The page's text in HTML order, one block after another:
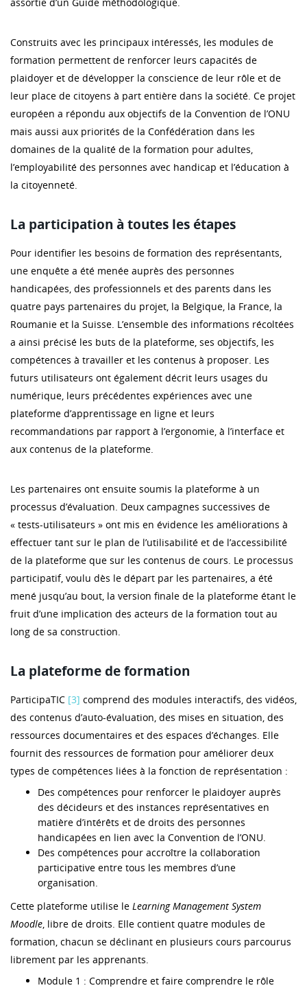
Construits avec les principaux intéressés, les modules de
formation permettent de renforcer leurs capacités de
plaidoyer et de développer la conscience de leur rôle et de
leur place de citoyens à part entière dans la société. Ce projet
européen a répondu aux objectifs de la Convention de l’ONU
mais aussi aux priorités de la Confédération dans les
domaines de la qualité de la formation pour adultes,
l’employabilité des personnes avec handicap et l’éducation à
la citoyenneté.
La participation à toutes les étapes
Pour identifier les besoins de formation des représentants,
une enquête a été menée auprès des personnes
handicapées, des professionnels et des parents dans les
quatre pays partenaires du projet, la Belgique, la France, la
Roumanie et la Suisse. L’ensemble des informations récoltées
a ainsi précisé les buts de la plateforme, ses objectifs, les
compétences à travailler et les contenus à proposer. Les
futurs utilisateurs ont également décrit leurs usages du
numérique, leurs précédentes expériences avec une
plateforme d’apprentissage en ligne et leurs
recommandations par rapport à l’ergonomie, à l’interface et
aux contenus de la plateforme.
Les partenaires ont ensuite soumis la plateforme à un
processus d’évaluation. Deux campagnes successives de
« tests-utilisateurs » ont mis en évidence les améliorations à
effectuer tant sur le plan de l’utilisabilité et de l’accessibilité
de la plateforme que sur les contenus de cours. Le processus
participatif, voulu dès le départ par les partenaires, a été
mené jusqu’au bout, la version finale de la plateforme étant le
fruit d’une implication des acteurs de la formation tout au
long de sa construction.
La plateforme de formation
ParticipaTIC [3] comprend des modules interactifs, des vidéos,
des contenus d’auto-évaluation, des mises en situation, des
ressources documentaires et des espaces d’échanges. Elle
fournit des ressources de formation pour améliorer deux
types de compétences liées à la fonction de représentation :
Des compétences pour renforcer le plaidoyer auprès
des décideurs et des instances représentatives en
matière d’intérêts et de droits des personnes
handicapées en lien avec la Convention de l’ONU.
Des compétences pour accroître la collaboration
participative entre tous les membres d’une
organisation.
Cette plateforme utilise le Learning Management System
Moodle, libre de droits. Elle contient quatre modules de
formation, chacun se déclinant en plusieurs cours parcourus
librement par les apprenants.
Module 1 : Comprendre et faire comprendre le rôle